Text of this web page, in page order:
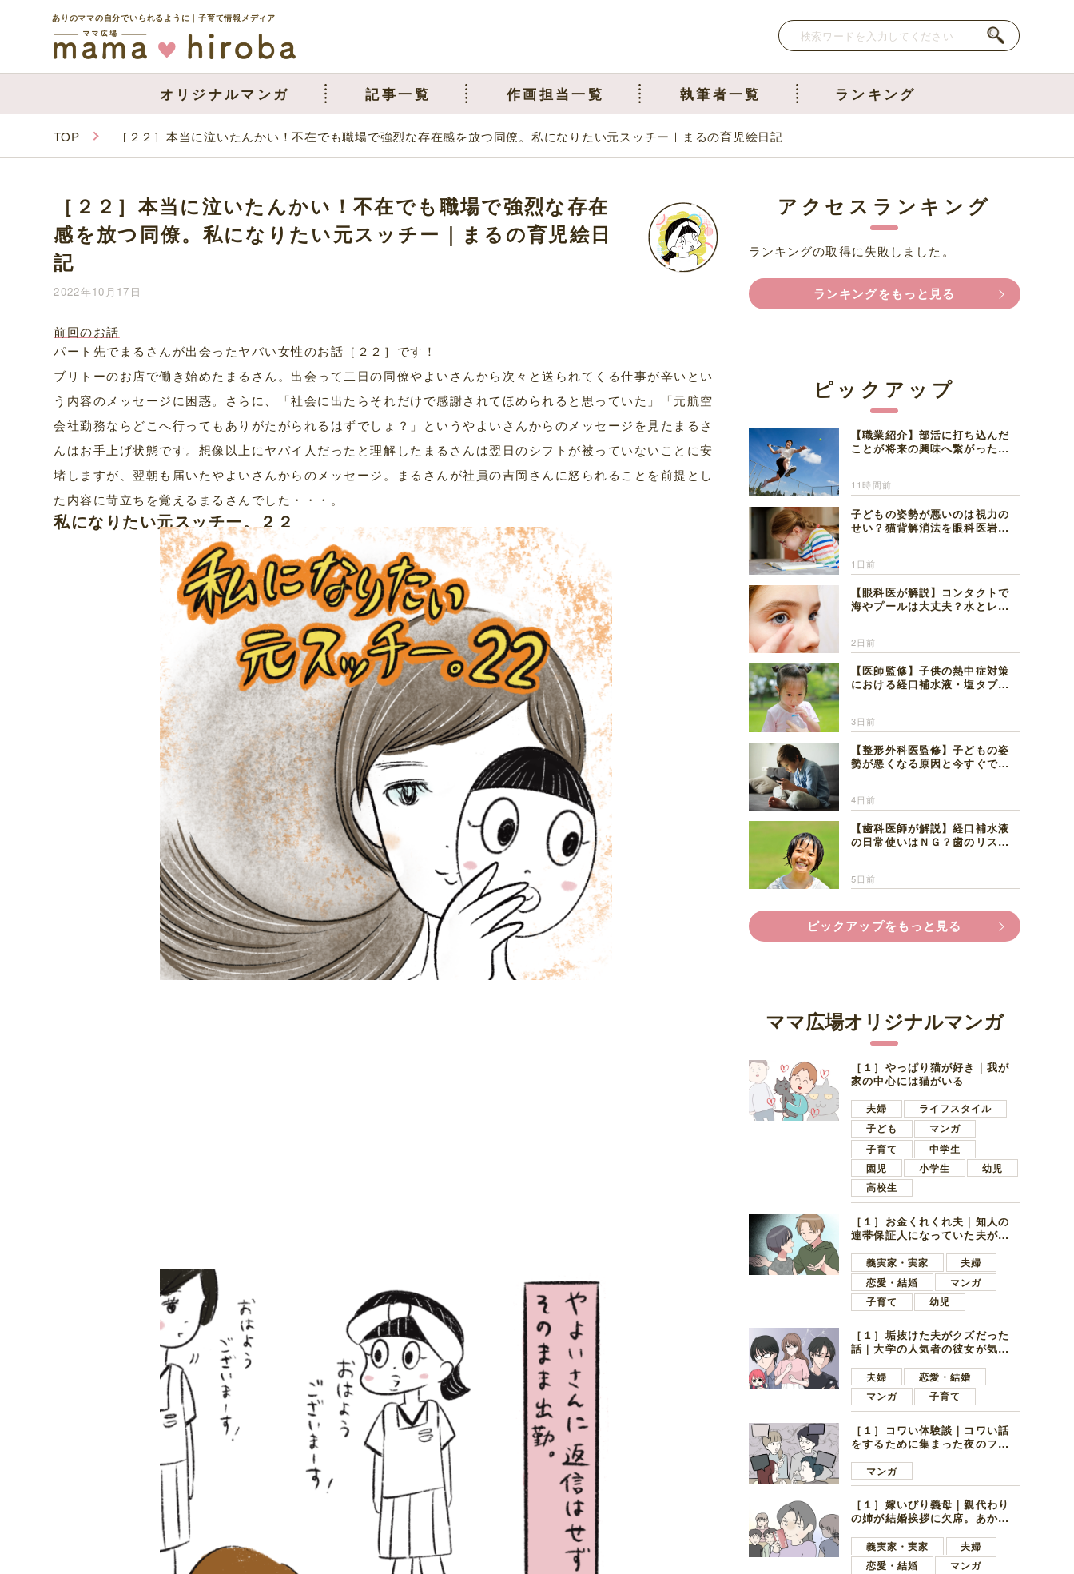
ありのママの自分でいられるように｜子育て情報メディア
オリジナルマンガ 記事一覧 作画担当一覧 執筆者一覧 ランキング
TOP ［２２］本当に泣いたんかい！不在でも職場で強烈な存在感を放つ同僚。私になりたい元スッチー｜まるの育児絵日記
［２２］本当に泣いたんかい！不在でも職場で強烈な存在
感を放つ同僚。私になりたい元スッチー｜まるの育児絵日
記
2022年10月17日
前回のお話
パート先でまるさんが出会ったヤバい女性のお話［２２］です！
ブリトーのお店で働き始めたまるさん。出会って二日の同僚やよいさんから次々と送られてくる仕事が辛いとい
う内容のメッセージに困惑。さらに、「社会に出たらそれだけで感謝されてほめられると思っていた」「元航空
会社勤務ならどこへ行ってもありがたがられるはずでしょ？」というやよいさんからのメッセージを見たまるさ
んはお手上げ状態です。想像以上にヤバイ人だったと理解したまるさんは翌日のシフトが被っていないことに安
堵しますが、翌朝も届いたやよいさんからのメッセージ。まるさんが社員の吉岡さんに怒られることを前提とし
た内容に苛立ちを覚えるまるさんでした・・・。
私になりたい元スッチー。２２
アクセスランキング
ランキングの取得に失敗しました。
ランキングをもっと見る
ピックアップ
【職業紹介】部活に打ち込んだ
ことが将来の興味へ繋がった。
11時間前
子どもの姿勢が悪いのは視力の
せい？猫背解消法を眼科医岩見
1日前
【眼科医が解説】コンタクトで
海やプールは大丈夫？水とレン
2日前
【医師監修】子供の熱中症対策
における経口補水液・塩タブレ
3日前
【整形外科医監修】子どもの姿
勢が悪くなる原因と今すぐでき
4日前
【歯科医師が解説】経口補水液
の日常使いはＮＧ？歯のリスク
5日前
ピックアップをもっと見る
ママ広場オリジナルマンガ
［１］やっぱり猫が好き｜我が
家の中心には猫がいる
夫婦
ライフスタイル
子ども
マンガ
子育て
中学生
園児
小学生
幼児
高校生
［１］お金くれくれ夫｜知人の
連帯保証人になっていた夫が家
言ってきた
義実家・実家
夫婦
恋愛・結婚
マンガ
子育て
幼児
［１］垢抜けた夫がクズだった
話｜大学の人気者の彼女が気に
子学生
夫婦
恋愛・結婚
マンガ
子育て
［１］コワい体験談｜コワい話
をするために集まった夜のファ
好きの男の子ママ
マンガ
［１］嫁いびり義母｜親代わり
の姉が結婚挨拶に欠席。あから
義実家・実家
夫婦
恋愛・結婚
マンガ